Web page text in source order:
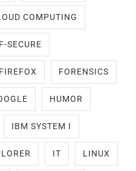
COMPUTING
F-SECURE
FIREFOX FORENSICS
HUMOR
IBM SYSTEM I
IT LINUX